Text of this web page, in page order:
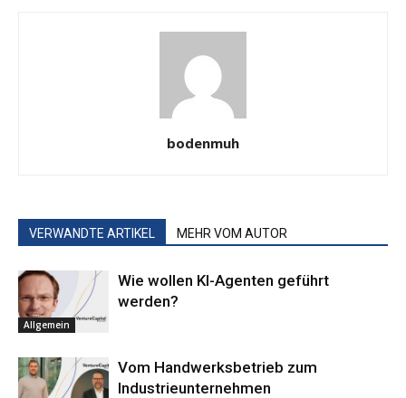
bodenmuh
VERWANDTE ARTIKEL MEHR VOM AUTOR
Allgemein
Wie wollen KI-Agenten geführt
werden?
Vom Handwerksbetrieb zum
Industrieunternehmen